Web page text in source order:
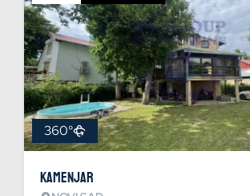
360°
Kamenjar